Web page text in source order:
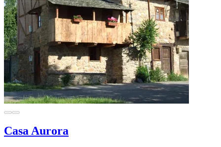
Casa Aurora